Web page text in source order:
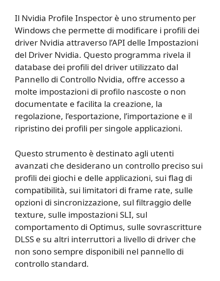
Il Nvidia Profile Inspector è uno strumento per
Windows che permette di modificare i profili dei
driver Nvidia attraverso l’API delle Impostazioni
del Driver Nvidia. Questo programma rivela il
database dei profili del driver utilizzato dal
Pannello di Controllo Nvidia, offre accesso a
molte impostazioni di profilo nascoste o non
documentate e facilita la creazione, la
regolazione, l’esportazione, l’importazione e il
ripristino dei profili per singole applicazioni.
Questo strumento è destinato agli utenti
avanzati che desiderano un controllo preciso sui
profili dei giochi e delle applicazioni, sui flag di
compatibilità, sui limitatori di frame rate, sulle
opzioni di sincronizzazione, sul filtraggio delle
texture, sulle impostazioni SLI, sul
comportamento di Optimus, sulle sovrascritture
DLSS e su altri interruttori a livello di driver che
non sono sempre disponibili nel pannello di
controllo standard.